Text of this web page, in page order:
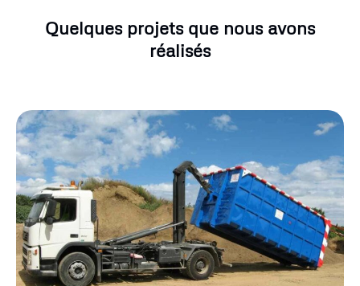
Quelques projets que nous avons
réalisés